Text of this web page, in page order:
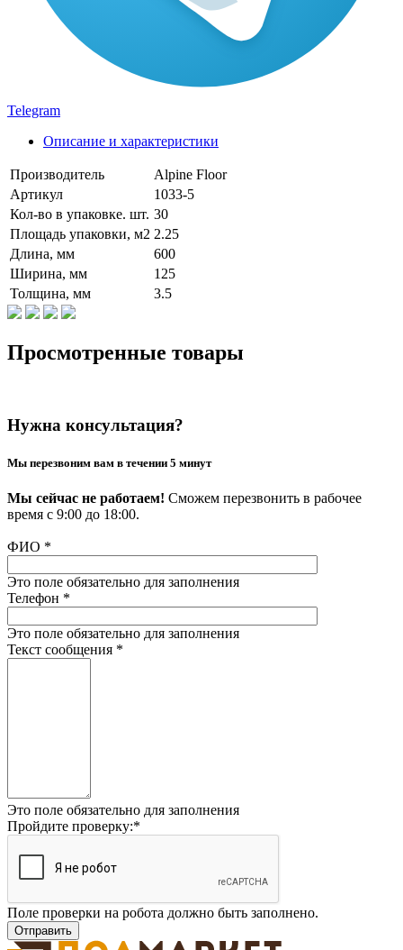
Telegram
Описание и характеристики
Производитель
Alpine Floor
Артикул
1033-5
Кол-во в упаковке. шт. 30
Площадь упаковки, м2 2.25
Длина, мм
600
Ширина, мм
125
Толщина, мм
3.5
Просмотренные товары
Нужна консультация?
Мы перезвоним вам в течении 5 минут
Мы сейчас не работаем! Сможем перезвонить в рабочее
время с 9:00 до 18:00.
ФИО *
Это поле обязательно для заполнения
Телефон *
Это поле обязательно для заполнения
Текст сообщения *
Это поле обязательно для заполнения
Пройдите проверку:*
Поле проверки на робота должно быть заполнено.